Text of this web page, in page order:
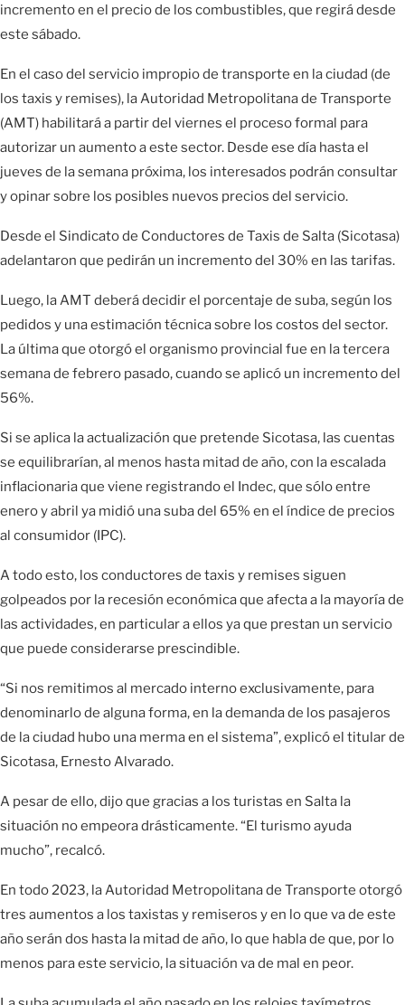
incremento en el precio de los combustibles, que regirá desde
este sábado.
En el caso del servicio impropio de transporte en la ciudad (de
los taxis y remises), la Autoridad Metropolitana de Transporte
(AMT) habilitará a partir del viernes el proceso formal para
autorizar un aumento a este sector. Desde ese día hasta el
jueves de la semana próxima, los interesados podrán consultar
y opinar sobre los posibles nuevos precios del servicio.
Desde el Sindicato de Conductores de Taxis de Salta (Sicotasa)
adelantaron que pedirán un incremento del 30% en las tarifas.
Luego, la AMT deberá decidir el porcentaje de suba, según los
pedidos y una estimación técnica sobre los costos del sector.
La última que otorgó el organismo provincial fue en la tercera
semana de febrero pasado, cuando se aplicó un incremento del
56%.
Si se aplica la actualización que pretende Sicotasa, las cuentas
se equilibrarían, al menos hasta mitad de año, con la escalada
inflacionaria que viene registrando el Indec, que sólo entre
enero y abril ya midió una suba del 65% en el índice de precios
al consumidor (IPC).
A todo esto, los conductores de taxis y remises siguen
golpeados por la recesión económica que afecta a la mayoría de
las actividades, en particular a ellos ya que prestan un servicio
que puede considerarse prescindible.
“Si nos remitimos al mercado interno exclusivamente, para
denominarlo de alguna forma, en la demanda de los pasajeros
de la ciudad hubo una merma en el sistema”, explicó el titular de
Sicotasa, Ernesto Alvarado.
A pesar de ello, dijo que gracias a los turistas en Salta la
situación no empeora drásticamente. “El turismo ayuda
mucho”, recalcó.
En todo 2023, la Autoridad Metropolitana de Transporte otorgó
tres aumentos a los taxistas y remiseros y en lo que va de este
año serán dos hasta la mitad de año, lo que habla de que, por lo
menos para este servicio, la situación va de mal en peor.